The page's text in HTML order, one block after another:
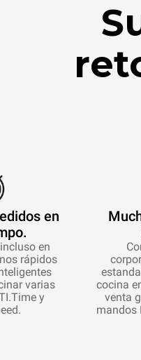
en
en
rápidos
varias
y
cocina
venta
mandos